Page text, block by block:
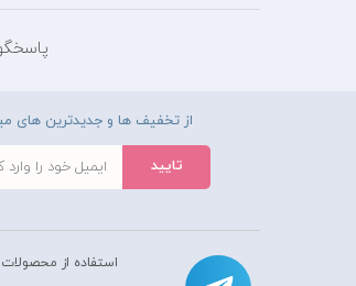
از تخفیف ها و جدیدترین های
استفاده از